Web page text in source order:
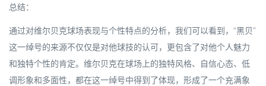
总结：
通过对维尔贝克球场表现与个性特点的分析，我们可以看到，“黑贝”
这一绰号的来源不仅仅是对他球技的认可，更包含了对他个人魅力
和独特个性的肯定。维尔贝克在球场上的独特风格、自信心态、低
调形象和多面性，都在这一绰号中得到了体现，形成了一个充满象